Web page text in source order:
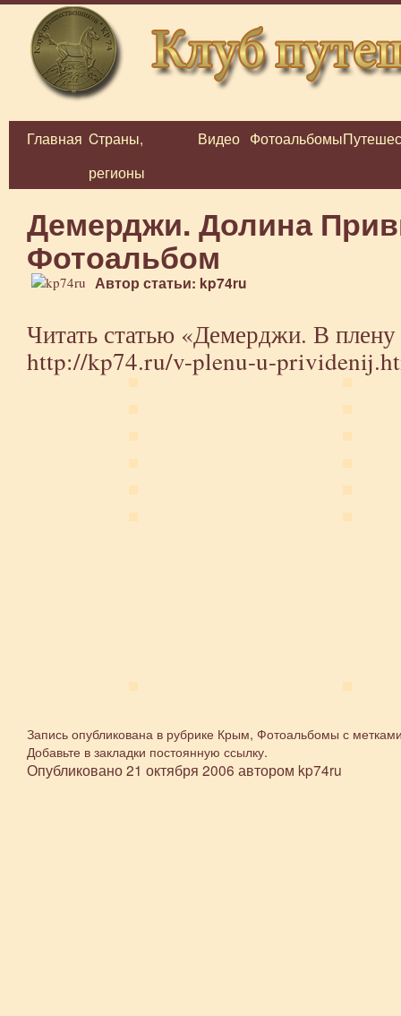
Перейти
Главная Cтраны,
регионы
Видео Фотоальбомы
Демерджи. Долина
Фотоальбом
Автор статьи: kp74ru
Читать статью «Демерджи. В
http://kp74.ru/v-plenu-u-
Запись опубликована в рубрике Крым, Фотоальбомы с
Добавьте в закладки постоянную ссылку.
Опубликовано21 октября 2006 автором kp74ru